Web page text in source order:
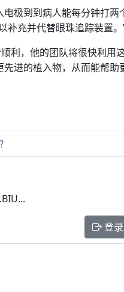
极到到病人能每分钟打
补充并代替眼珠追踪装置。
利，他的团队将很快利用
进的植入物，从而能帮
登